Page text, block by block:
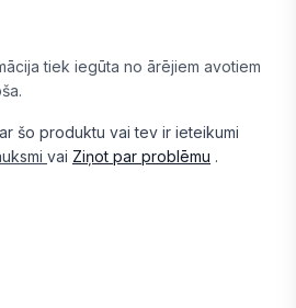
tiek iegūta no ārējiem avotiem
šo produktu vai tev ir ieteikumi
vai Ziņot par problēmu .